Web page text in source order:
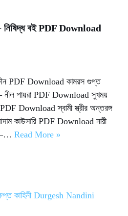
নিষিদ্ধ বই PDF Download
PDF Download কামরস গুপ্ত
– নীল পায়রা PDF Download সুখময়
Download স্বামী স্ত্রীর অন্তরঙ্গ
আদাম কাউসারি PDF Download নারী
–… Read More »